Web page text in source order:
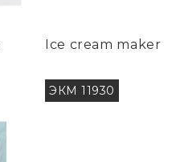
Ice cream maker
ЭКМ 11930